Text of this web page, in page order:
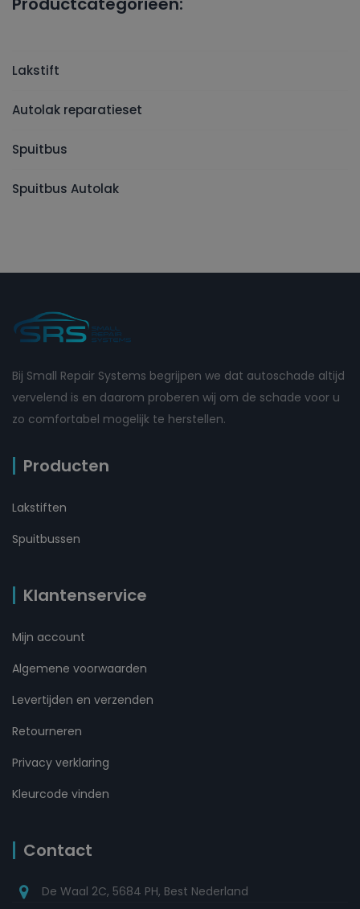
Lakstift
Autolak reparatieset
Spuitbus
Spuitbus Autolak
Bij Small Repair Systems begrijpen we dat autoschade altijd
vervelend is en daarom proberen wij om de schade voor u
zo comfortabel mogelijk te herstellen.
Producten
Lakstiften
Spuitbussen
Klantenservice
Mijn account
Algemene voorwaarden
Levertijden en verzenden
Retourneren
Privacy verklaring
Kleurcode vinden
Contact
De Waal 2C, 5684 PH, Best Nederland